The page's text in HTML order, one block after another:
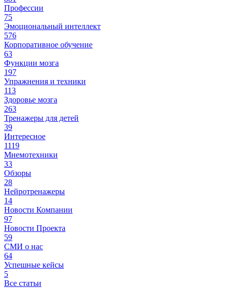
Профессии
75
Эмоциональный интеллект
576
Корпоративное обучение
63
Функции мозга
197
Упражнения и техники
113
Здоровье мозга
263
Тренажеры для детей
39
Интересное
1119
Мнемотехники
33
Обзоры
28
Нейротренажеры
14
Новости Компании
97
Новости Проекта
59
СМИ о нас
64
Успешные кейсы
5
Все статьи